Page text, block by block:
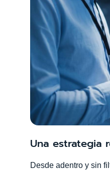
Una estrategia
Desde adentro y sin